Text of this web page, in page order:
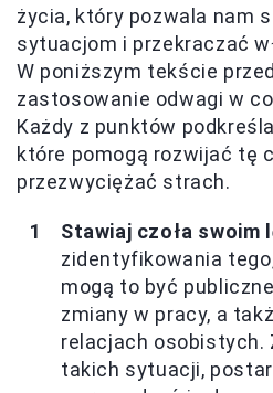
życia, który pozwala nam
sytuacjom i przekraczać
W poniższym tekście
zastosowanie odwagi w
Każdy z punktów
które pomogą rozwijać tę
przezwyciężać strach.
Stawiaj czoła swoim
zidentyfikowania
mogą to być
zmiany w pracy, a
relacjach osobistych.
takich sytuacji,